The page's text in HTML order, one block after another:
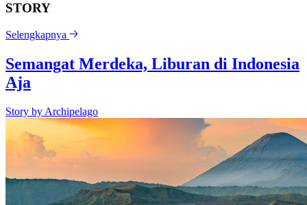
STORY
Selengkapnya
Semangat Merdeka, Liburan di Indonesia
Aja
Story by Archipelago